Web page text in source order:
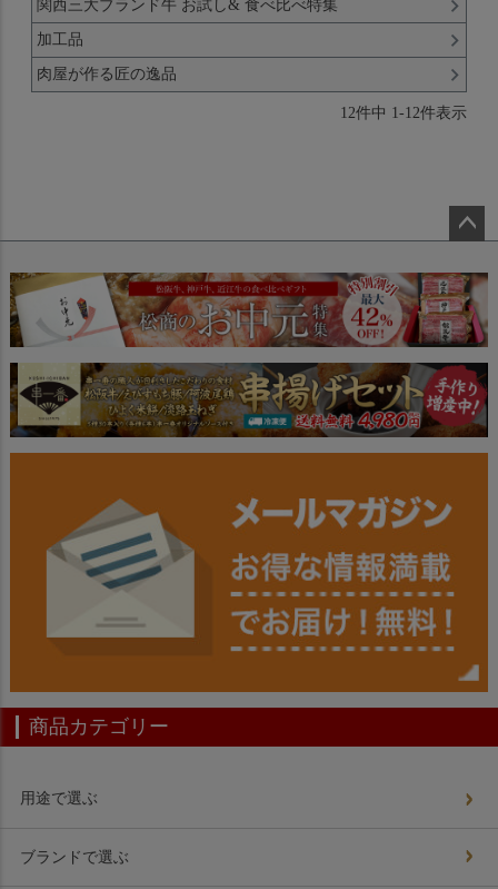
関西三大ブランド牛 お試し& 食べ比べ特集
加工品
肉屋が作る匠の逸品
12件中 1-12件表示
ジト
ップ
へ
商品カテゴリー
用途で選ぶ
ブランドで選ぶ